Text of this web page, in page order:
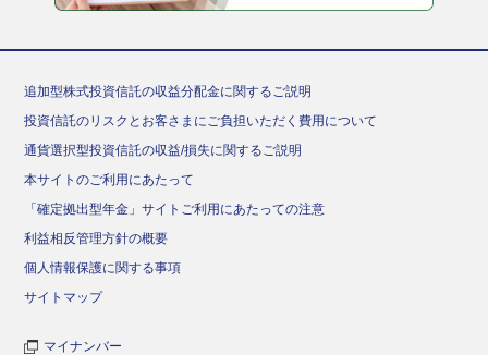
追加型株式投資信託の収益分配金に関するご説明
投資信託のリスクとお客さまにご負担いただく費用について
通貨選択型投資信託の収益/損失に関するご説明
本サイトのご利用にあたって
「確定拠出型年金」サイトご利用にあたっての注意
利益相反管理方針の概要
個人情報保護に関する事項
サイトマップ
マイナンバー